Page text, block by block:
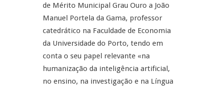
de Mérito Municipal Grau Ouro a João
Manuel Portela da Gama, professor
catedrático na Faculdade de Economia
da Universidade do Porto, tendo em
conta o seu papel relevante «na
humanização da inteligência artificial,
no ensino, na investigação e na Língua